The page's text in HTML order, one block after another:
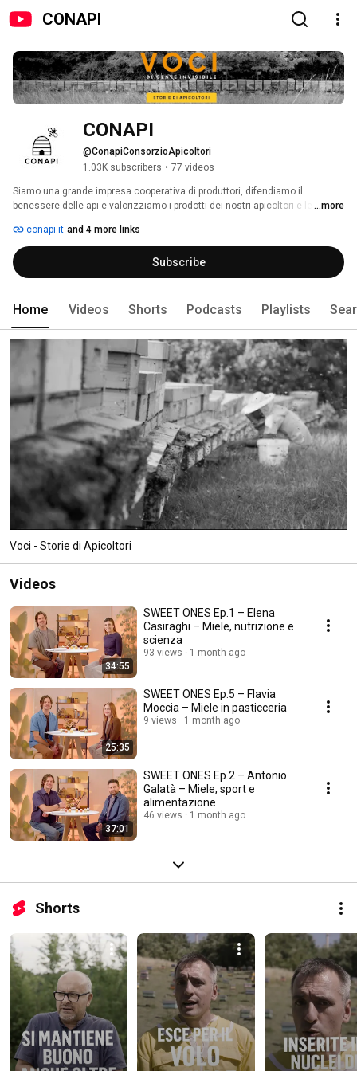
CONAPI
CONAPI
@ConapiConsorzioApicoltori
1.03K subscribers • 77 videos
Siamo una grande impresa cooperativa di produttori, difendiamo il
benessere delle api e valorizziamo i prodotti dei nostri apicoltori e le loro
autentica del miele in Italia e con oltre 100.000 alveari siamo anche il
primo produttore di miele biologico in Europa. La relazione diretta, il legame
fra le persone, l’entusiasmo, la condivisione delle scelte caratterizzano la
conduzione dell’azienda e il nostro rapporto con il mercato nazionale e
...more
conapi.it and 4 more links
Subscribe
Home Videos Shorts Podcasts Playlists
Voci - Storie di Apicoltori
Videos
34:55
SWEET ONES Ep.1 – Elena
Casiraghi – Miele, nutrizione e
scienza
93 views 1 month ago
25:35
SWEET ONES Ep.5 – Flavia
Moccia – Miele in pasticceria
9 views 1 month ago
37:01
SWEET ONES Ep.2 – Antonio
Galatà – Miele, sport e
alimentazione
46 views 1 month ago
Shorts